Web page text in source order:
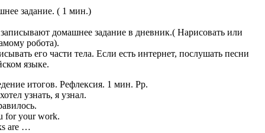
задание. ( 1 мин.)
домашнее задание в дневник.( Нарисовать или
робота).
его части тела. Если есть интернет, послушать песни
языке.
итогов. Рефлексия. 1 мин. Pp.
узнать, я узнал.
for your work.
are …